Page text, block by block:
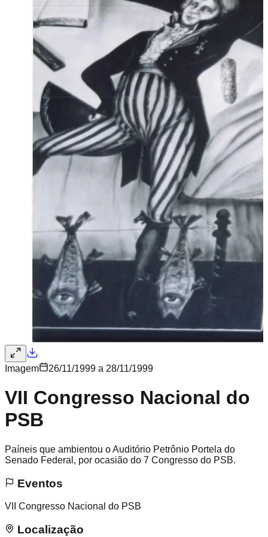
Imagem 26/11/1999 a 28/11/1999
VII Congresso Nacional do
PSB
Paíneis que ambientou o Auditório Petrônio Portela do
Senado Federal, por ocasião do 7 Congresso do PSB.
Eventos
VII Congresso Nacional do PSB
Localização